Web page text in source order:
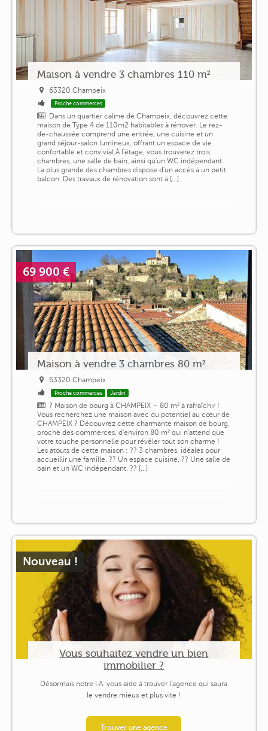
Maison à vendre 3 chambres 110 m²
63320 Champeix
Proche commerces
Dans un quartier calme de Champeix, découvrez cette
maison de Type 4 de 110m2 habitables à rénover. Le rez-
de-chaussée comprend une entrée, une cuisine et un
grand séjour-salon lumineux, offrant un espace de vie
confortable et convivial.À l'étage, vous trouverez trois
chambres, une salle de bain, ainsi qu'un WC indépendant.
La plus grande des chambres dispose d'un accès à un petit
balcon. Des travaux de rénovation sont à [...]
69 900 €
Maison à vendre 3 chambres 80 m²
63320 Champeix
Proche commerces Jardin
? Maison de bourg à CHAMPEIX – 80 m² à rafraîchir !
Vous recherchez une maison avec du potentiel au cœur de
CHAMPEIX ? Découvrez cette charmante maison de bourg,
proche des commerces, d'environ 80 m² qui n'attend que
votre touche personnelle pour révéler tout son charme !
Les atouts de cette maison : ?? 3 chambres, idéales pour
accueillir une famille. ?? Un espace cuisine. ?? Une salle de
bain et un WC indépendant. ?? [...]
Nouveau !
Vous souhaitez vendre un bien
immobilier ?
Désormais notre I.A. vous aide à trouver l'agence qui saura
le vendre mieux et plus vite !
Trouver une agence